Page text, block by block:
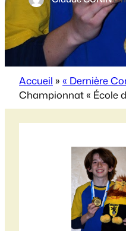
Accueil » « Dernière
Championnat « École